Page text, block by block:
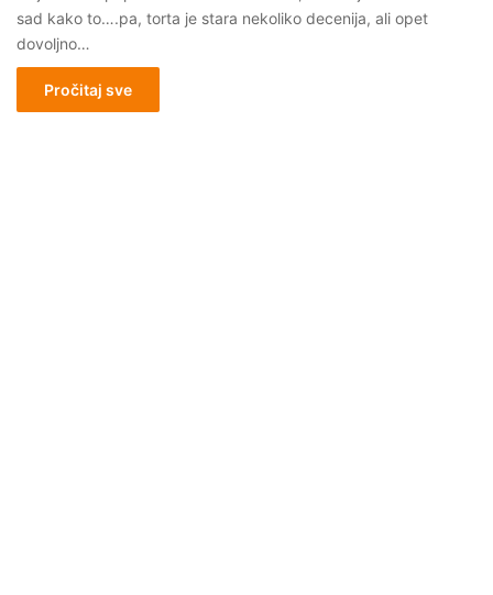
sad kako to….pa, torta je stara nekoliko decenija, ali opet
dovoljno…
Pročitaj sve